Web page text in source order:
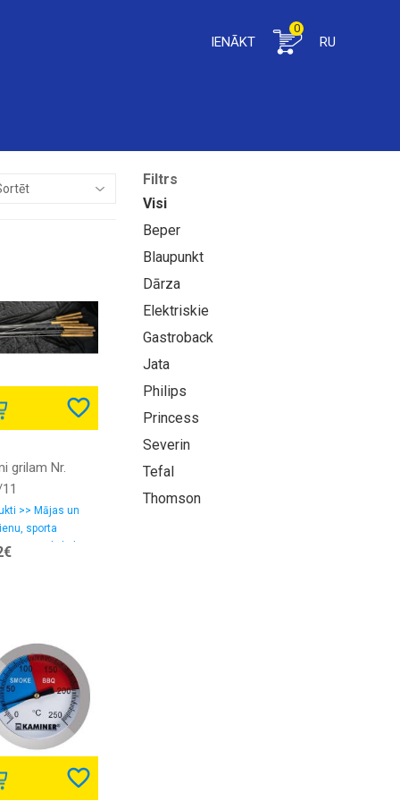
IENĀKT
0
RU
grilam Nr.
>> Mājas un
sporta
>> Olīvkoka
Filtrs
Visi
Beper
Blaupunkt
Dārza
Elektriskie
Gastroback
Jata
Philips
Princess
Severin
Tefal
Thomson